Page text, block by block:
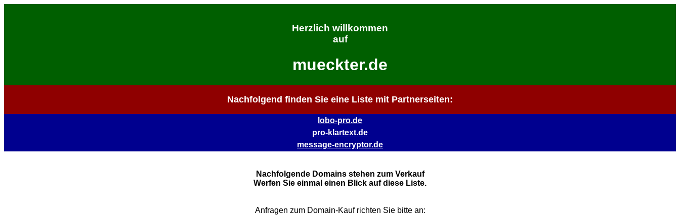
Herzlich willkommen
auf
mueckter.de
Nachfolgend finden Sie eine Liste mit Partnerseiten:
lobo-pro.de
pro-klartext.de
message-encryptor.de
Nachfolgende Domains stehen zum Verkauf
Werfen Sie einmal einen Blick auf diese Liste.
Anfragen zum Domain-Kauf richten Sie bitte an: